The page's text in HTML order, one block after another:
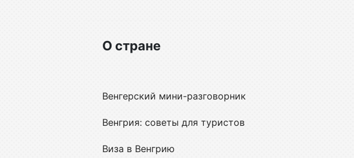
О стране
Венгерский мини-разговорник
Венгрия: советы для туристов
Виза в Венгрию